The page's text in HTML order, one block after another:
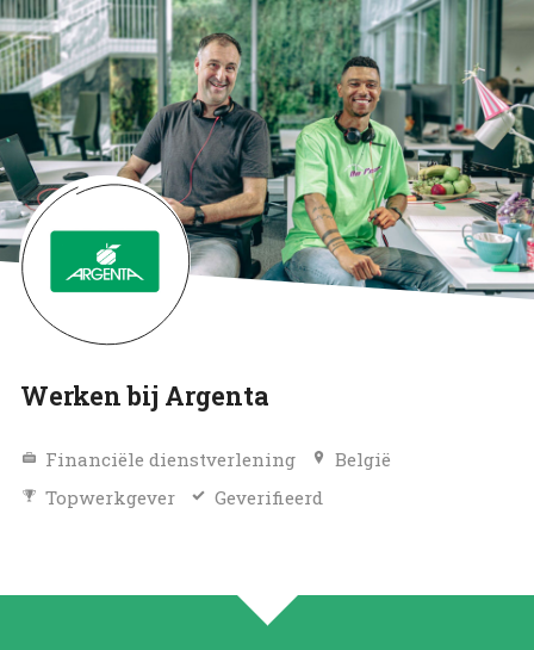
Werken bij Argenta
Financiële dienstverlening
België
Topwerkgever
Geverifieerd